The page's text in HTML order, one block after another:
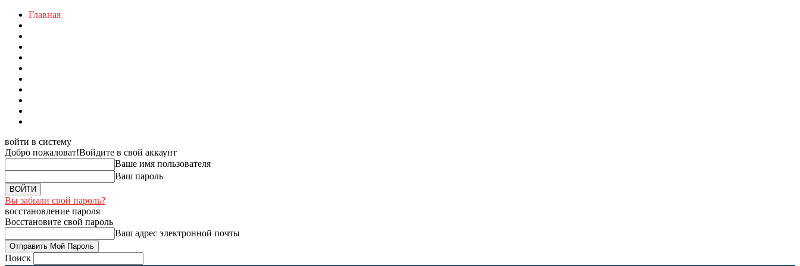
Главная
войти в систему
Добро пожаловат!Войдите в свой аккаунт
Ваше имя пользователя
Ваш пароль
Вы забыли свой пароль?
восстановление пароля
Восстановите свой пароль
Ваш адрес электронной почты
Поиск